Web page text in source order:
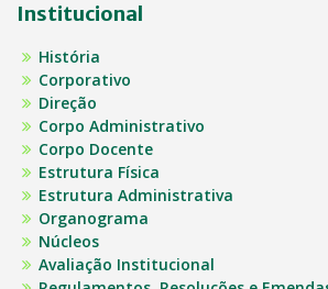
Institucional
História
Corporativo
Direção
Corpo Administrativo
Corpo Docente
Estrutura Física
Estrutura Administrativa
Organograma
Núcleos
Avaliação Institucional